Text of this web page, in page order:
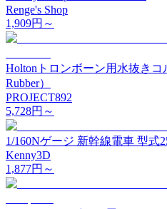
Renge's Shop
1,909円～
Holtonトロンボーン用水抜きコ
Rubber）
PROJECT892
5,728円～
1/160Nゲージ 新幹線電車 型式
Kenny3D
1,877円～